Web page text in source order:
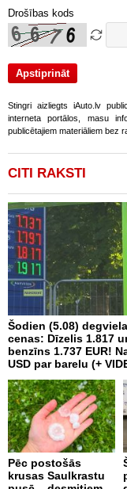
Drošības kods
Stingri aizliegts iAuto.lv
interneta portālos, masu
publicētajiem materiāliem bez
CITI RAKSTI
Šodien (5.08)
cenas: Dīzelis 1.817
benzīns 1.737 EUR!
USD par barelu (+
Pēc postošās
krusas Saulkrastu